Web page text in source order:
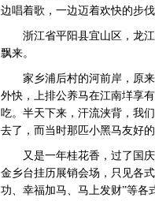
边唱着歌，一边迈着欢快的步伐
浙江省平阳县宜山区，龙江
飘来。
家乡浦后村的河前岸，原来
外快，上排公养马在江南垟享
吃。半天下来，汗流浃背，我
去了，而当时那匹小黑马友好
又是一年桂花香，过了国庆
金乡台挂历展销会场，只见各
功、幸福加马、马上发财”等各